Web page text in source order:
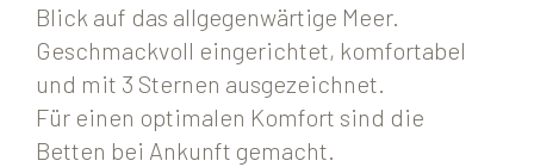
Blick auf das allgegenwärtige Meer.
Geschmackvoll eingerichtet, komfortabel
und mit 3 Sternen ausgezeichnet.
Für einen optimalen Komfort sind die
Betten bei Ankunft gemacht.